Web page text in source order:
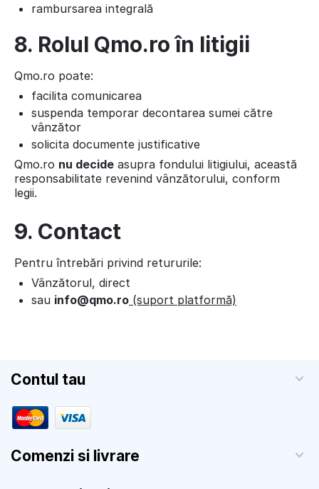
rambursarea integrală
8. Rolul Qmo.ro în litigii
Qmo.ro poate:
facilita comunicarea
suspenda temporar decontarea sumei către
vânzător
solicita documente justificative
Qmo.ro nu decide asupra fondului litigiului, această
responsabilitate revenind vânzătorului, conform
legii.
9. Contact
Pentru întrebări privind retururile:
Vânzătorul, direct
sau info@qmo.ro (suport platformă)
Contul tau
Comenzi si livrare